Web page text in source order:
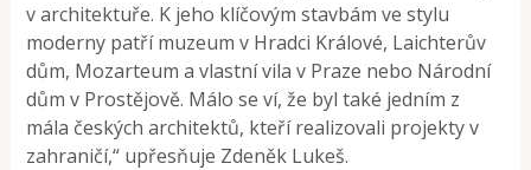
v architektuře. K jeho klíčovým stavbám ve stylu
moderny patří muzeum v Hradci Králové, Laichterův
dům, Mozarteum a vlastní vila v Praze nebo Národní
dům v Prostějově. Málo se ví, že byl také jedním z
mála českých architektů, kteří realizovali projekty v
zahraničí,“ upřesňuje Zdeněk Lukeš.